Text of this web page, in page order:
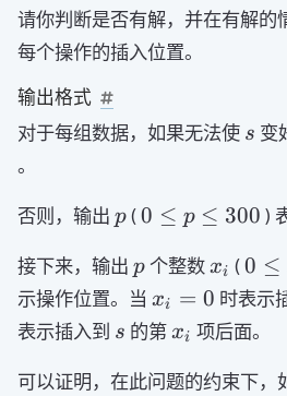
请你判断是否有解，并在有解的
每个操作的插入位置。
输出格式
对于每组数据，如果无法使 s
s 变
。
否则，输出 p
p (0
p
\le
300
0 ≤ p ≤ 300 )
接下来，输出 p
p 个整数 x_i
xi (0
x_i
\le
n+2i-
2
0 ≤
示操作位置。当 x_i
=
xi = 0 时表示
表示插入到 s
s 的第 x_i
xi 项后面。
可以证明，在此问题的约束下，